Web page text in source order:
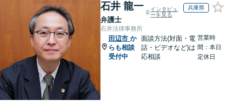
石井 龍一
弁護士
インタビュ
ーを見る
兵庫県
石井法律事務所
田辺市 か
らも相談
受付中
面談方法(対面・電
話・ビデオなど)は
応相談
営業時
間：本日
定休日